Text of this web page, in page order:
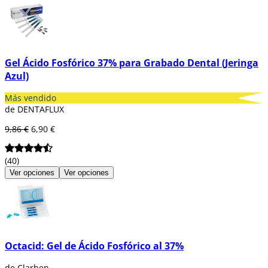
diferentes unidades y en botes de diversas
Gel Ácido Fosfórico 37% para Grabado Dental (Jeringa
Azul)
Más vendido
de DENTAFLUX
9,86 € 6,90 €
(40)
Ver opciones Ver opciones
Octacid: Gel de Ácido Fosfórico al 37%